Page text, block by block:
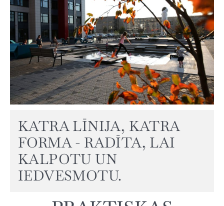
KATRA LĪNIJA, KATRA
FORMA - RADĪTA, LAI
KALPOTU UN
IEDVESMOTU.